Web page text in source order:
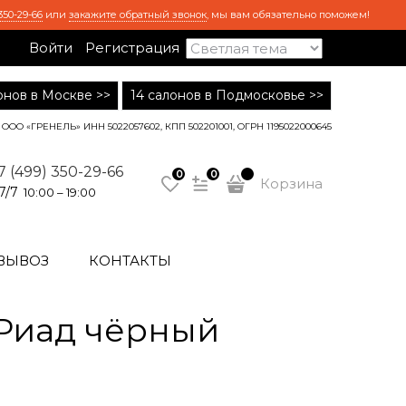
29-66 или закажите обратный звонок, мы вам обязательно поможем!
Войти Регистрация
в Москве >> 14 салонов в Подмосковье >>
ООО «ГРЕНЕЛЬ» ИНН 5022057602, КПП 502201001, ОГРН 1195022000645
(499) 350-29-66
7 10:00 – 19:00
0 0
Корзина
КОНТАКТЫ
чёрный